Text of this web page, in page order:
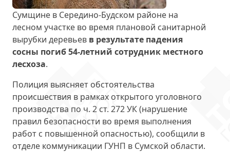
Сумщине в Середино-Будском районе на
лесном участке во время плановой санитарной
вырубки деревьев в результате падения
сосны погиб 54-летний сотрудник местного
лесхоза.
Полиция выясняет обстоятельства
происшествия в рамках открытого уголовного
производства по ч. 2 ст. 272 УК (нарушение
правил безопасности во время выполнения
работ с повышенной опасностью), сообщили в
отделе коммуникации ГУНП в Сумской области.